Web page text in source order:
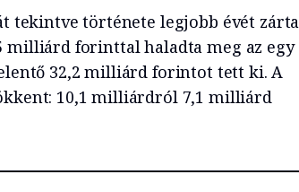
tekintve története legjobb évét zárta
milliárd forinttal haladta meg az egy
32,2 milliárd forintot tett ki. A
10,1 milliárdról 7,1 milliárd